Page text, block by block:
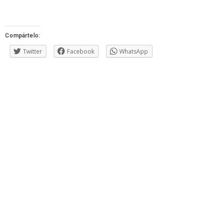
Compártelo:
Twitter Facebook WhatsApp